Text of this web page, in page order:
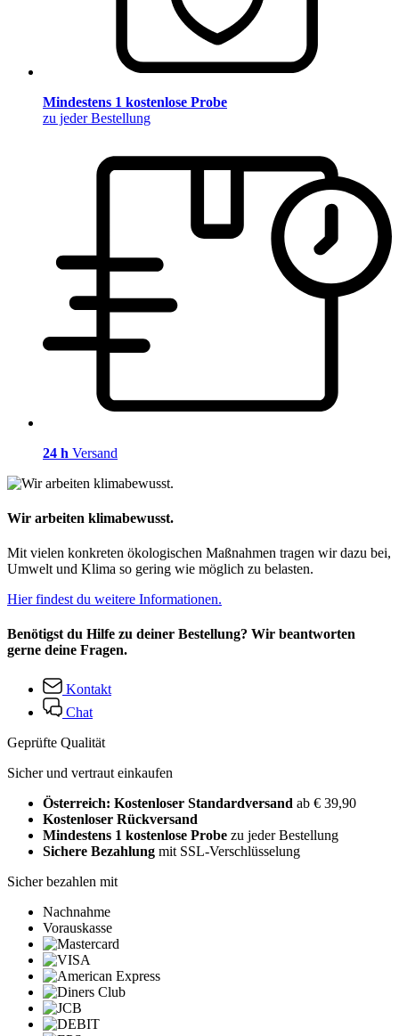
Mindestens 1 kostenlose Probe
zu jeder Bestellung
24 h Versand
Wir arbeiten klimabewusst.
Mit vielen konkreten ökologischen Maßnahmen tragen wir dazu bei,
Umwelt und Klima so gering wie möglich zu belasten.
Hier findest du weitere Informationen.
Benötigst du Hilfe zu deiner Bestellung? Wir beantworten
gerne deine Fragen.
Kontakt
Chat
Geprüfte Qualität
Sicher und vertraut einkaufen
Österreich: Kostenloser Standardversand ab € 39,90
Kostenloser Rückversand
Mindestens 1 kostenlose Probe zu jeder Bestellung
Sichere Bezahlung mit SSL-Verschlüsselung
Sicher bezahlen mit
Nachnahme
Vorauskasse